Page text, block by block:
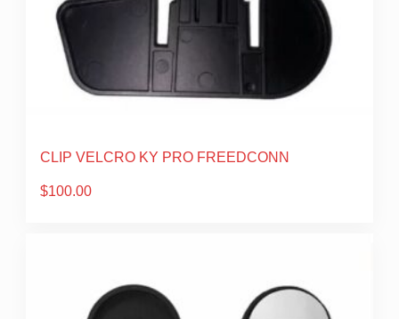
CLIP VELCRO KY PRO FREEDCONN
$100.00